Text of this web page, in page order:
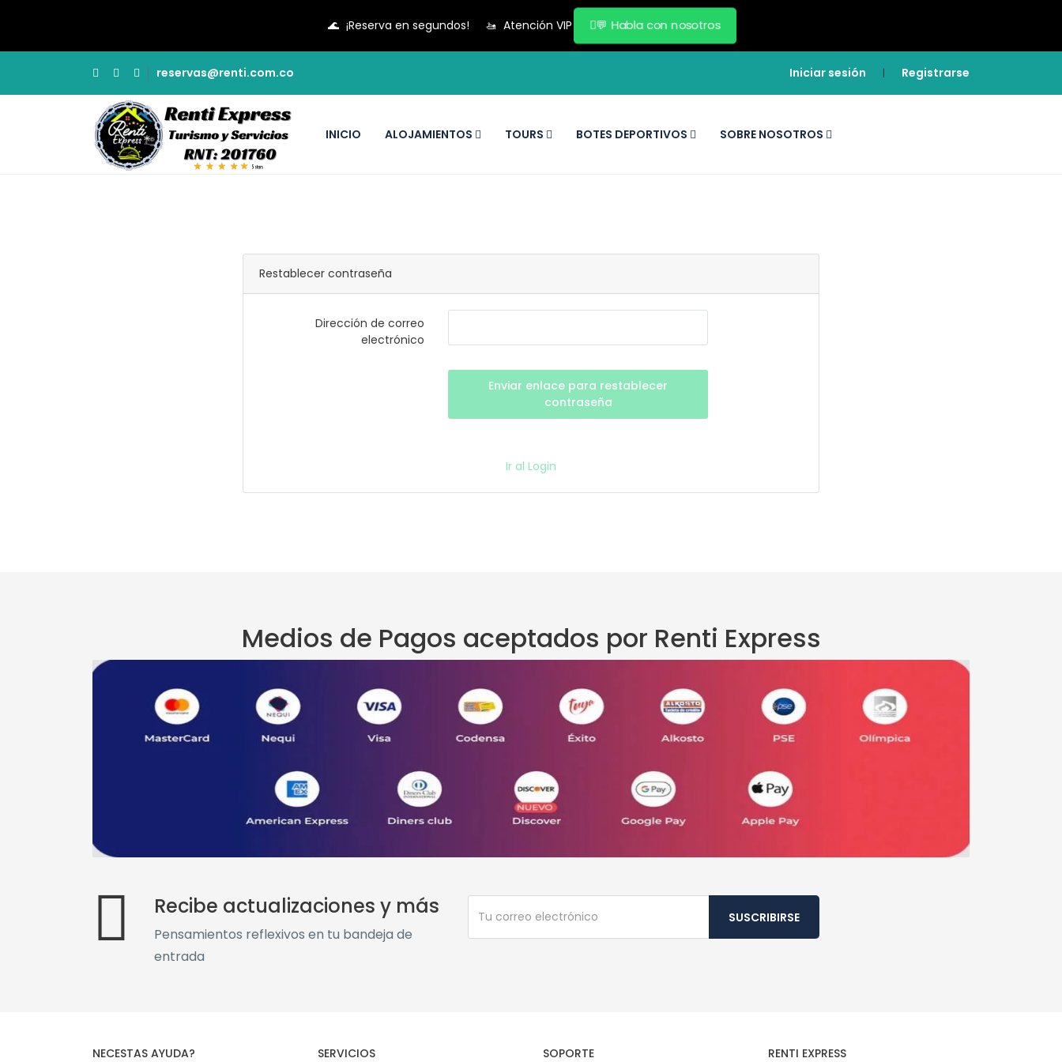
🌊 ¡Reserva en segundos! 🚤 Atención VIP 💬 Habla con nosotros
reservas@renti.com.co Iniciar sesión | Registrarse
INICIO ALOJAMIENTOS TOURS BOTES DEPORTIVOS SOBRE NOSOTROS
Restablecer contraseña
Dirección de correo
electrónico
Enviar enlace para restablecer
contraseña
Ir al Login
Medios de Pagos aceptados por Renti Express
Recibe actualizaciones y más
Pensamientos reflexivos en tu bandeja de
entrada
SUSCRIBIRSE
NECESTAS AYUDA? SERVICIOS SOPORTE RENTI EXPRESS